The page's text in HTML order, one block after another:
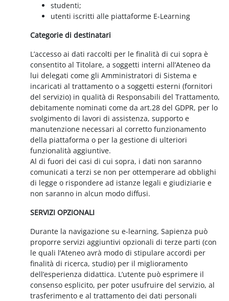
studenti;
utenti iscritti alle piattaforme E-Learning
Categorie di destinatari
L’accesso ai dati raccolti per le finalità di cui sopra è
consentito al Titolare, a soggetti interni all’Ateneo da
lui delegati come gli Amministratori di Sistema e
incaricati al trattamento o a soggetti esterni (fornitori
del servizio) in qualità di Responsabili del Trattamento,
debitamente nominati come da art.28 del GDPR, per lo
svolgimento di lavori di assistenza, supporto e
manutenzione necessari al corretto funzionamento
della piattaforma o per la gestione di ulteriori
funzionalità aggiuntive.
Al di fuori dei casi di cui sopra, i dati non saranno
comunicati a terzi se non per ottemperare ad obblighi
di legge o rispondere ad istanze legali e giudiziarie e
non saranno in alcun modo diffusi.
SERVIZI OPZIONALI
Durante la navigazione su e-learning, Sapienza può
proporre servizi aggiuntivi opzionali di terze parti (con
le quali l’Ateneo avrà modo di stipulare accordi per
finalità di ricerca, studio) per il miglioramento
dell’esperienza didattica. L’utente può esprimere il
consenso esplicito, per poter usufruire del servizio, al
trasferimento e al trattamento dei dati personali